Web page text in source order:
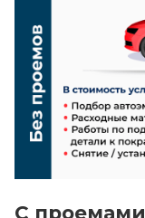
С проемами